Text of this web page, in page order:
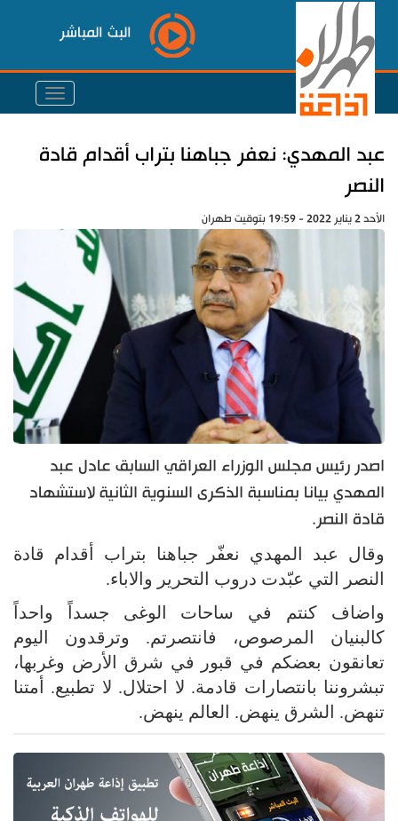
البث المباشر
عبد المهدي: نعفر جباهنا بتراب أقدام قادة
النصر
الأحد 2 يناير 2022 - 19:59 بتوقيت طهران
اصدر رئيس مجلس الوزراء العراقي السابق عادل عبد
المهدي بيانا بمناسبة الذكرى السنوية الثانية لاستشهاد
قادة النصر.
وقال عبد المهدي نعفّر جباهنا بتراب أقدام قادة
النصر التي عبّدت دروب التحرير والاباء.
واضاف كنتم في ساحات الوغى جسداً واحداً
كالبنيان المرصوص، فانتصرتم. وترقدون اليوم
تعانقون بعضكم في قبور في شرق الأرض وغربها،
تبشروننا بانتصارات قادمة. لا احتلال. لا تطبيع. أمتنا
تنهض. الشرق ينهض. العالم ينهض.